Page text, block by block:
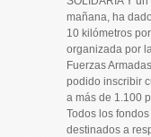
mañana, ha
10 kilómetros
organizada por
Fuerzas
podido inscribir
a más de 1.100
Todos los
destinados a